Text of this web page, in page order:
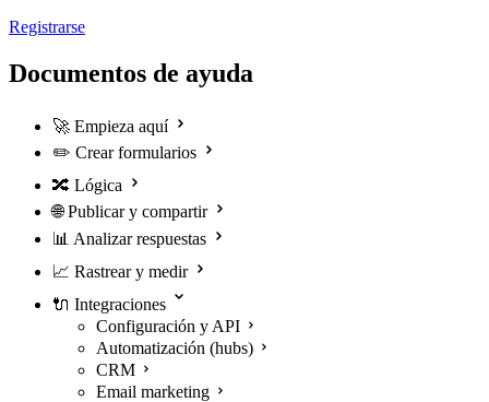
Registrarse
Documentos de ayuda
🚀 Empieza aquí
✏️ Crear formularios
🔀 Lógica
🌐 Publicar y compartir
📊 Analizar respuestas
📈 Rastrear y medir
🔌 Integraciones
Configuración y API
Automatización (hubs)
CRM
Email marketing